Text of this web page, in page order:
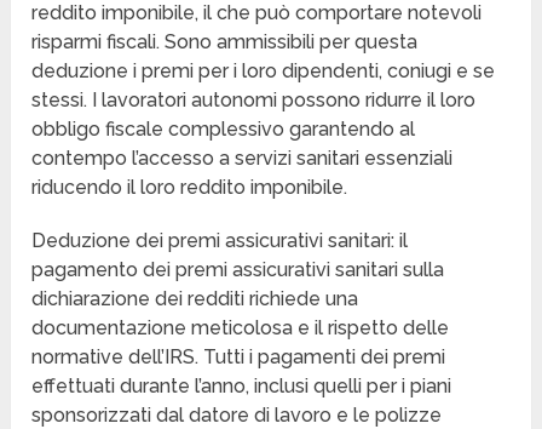
reddito imponibile, il che può comportare notevoli
risparmi fiscali. Sono ammissibili per questa
deduzione i premi per i loro dipendenti, coniugi e se
stessi. I lavoratori autonomi possono ridurre il loro
obbligo fiscale complessivo garantendo al
contempo l’accesso a servizi sanitari essenziali
riducendo il loro reddito imponibile.
Deduzione dei premi assicurativi sanitari: il
pagamento dei premi assicurativi sanitari sulla
dichiarazione dei redditi richiede una
documentazione meticolosa e il rispetto delle
normative dell’IRS. Tutti i pagamenti dei premi
effettuati durante l’anno, inclusi quelli per i piani
sponsorizzati dal datore di lavoro e le polizze